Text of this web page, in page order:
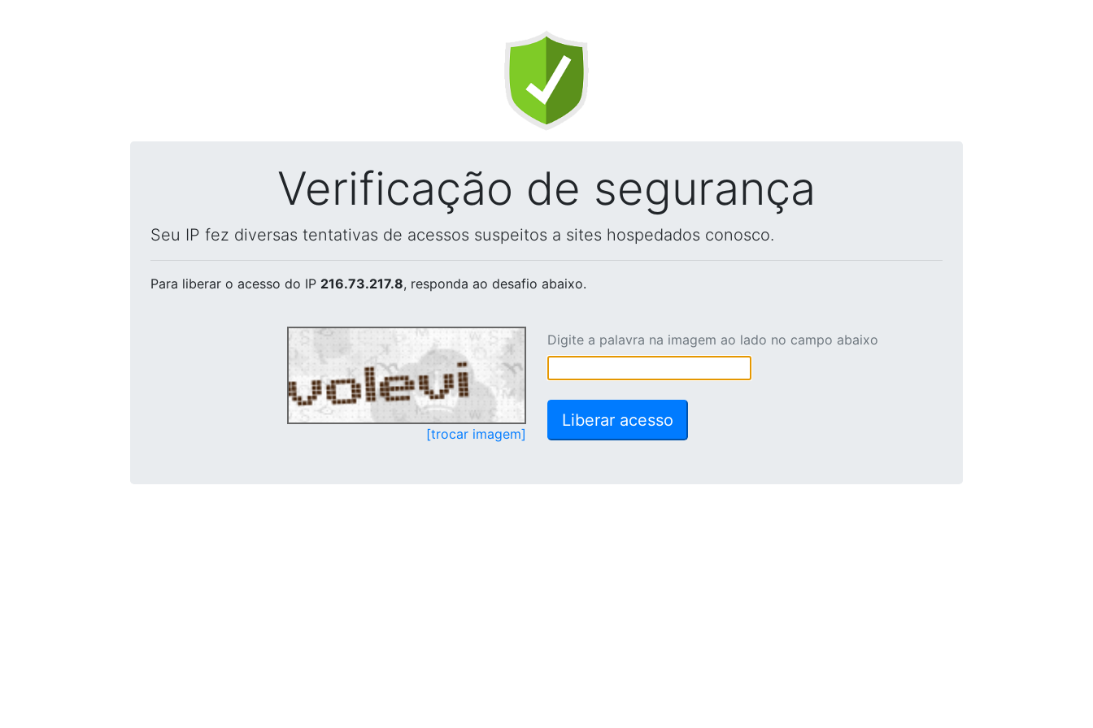
Verificação de segurança
Seu IP fez diversas tentativas de acessos suspeitos a sites hospedados conosco.
Para liberar o acesso do IP 216.73.217.8, responda ao desafio abaixo.
[trocar imagem]
Digite a palavra na imagem ao lado no campo abaixo